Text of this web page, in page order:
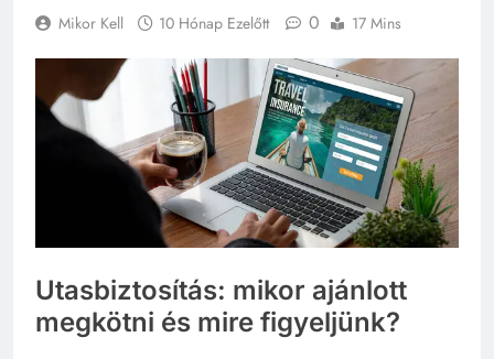
Mikor Kell 10 Hónap Ezelőtt 0 17 Mins
Utasbiztosítás: mikor ajánlott
megkötni és mire figyeljünk?